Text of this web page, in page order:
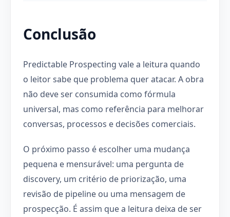
Conclusão
Predictable Prospecting vale a leitura quando
o leitor sabe que problema quer atacar. A obra
não deve ser consumida como fórmula
universal, mas como referência para melhorar
conversas, processos e decisões comerciais.
O próximo passo é escolher uma mudança
pequena e mensurável: uma pergunta de
discovery, um critério de priorização, uma
revisão de pipeline ou uma mensagem de
prospecção. É assim que a leitura deixa de ser